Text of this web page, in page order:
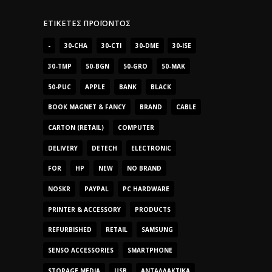
ΕΤΙΚΈΤΕΣ ΠΡΟΪΌΝΤΟΣ
- 30-CHA 30-CTI 30-DME 30-ISE
30-TMP 50-BGN 50-GRO 50-MAK
50-PUC APPLE BANK BLACK
BOOK MAGNET & FANCY BRAND CABLE
CARTON (RETAIL) COMPUTER
DELIVERY DETECH ELECTRONIC
FOR HP NEW NO BRAND
NOSKR PAYPAL PC HARDWARE
PRINTER & ACCESSORY PRODUCTS
REFURBISHED RETAIL SAMSUNG
SENSO ACCESSORIES SMARTPHONE